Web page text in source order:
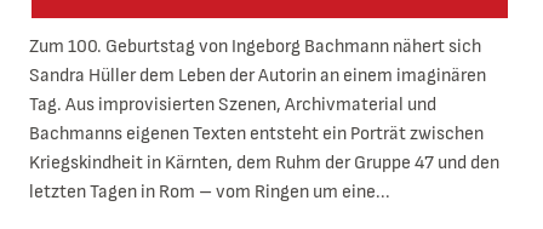
Zum 100. Geburtstag von Ingeborg Bachmann nähert sich
Sandra Hüller dem Leben der Autorin an einem imaginären
Tag. Aus improvisierten Szenen, Archivmaterial und
Bachmanns eigenen Texten entsteht ein Porträt zwischen
Kriegskindheit in Kärnten, dem Ruhm der Gruppe 47 und den
letzten Tagen in Rom – vom Ringen um eine...